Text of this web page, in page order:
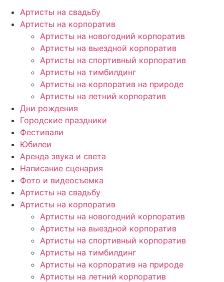
Артисты на свадьбу
Артисты на корпоратив
Артисты на новогодний корпоратив
Артисты на выездной корпоратив
Артисты на спортивный корпоратив
Артисты на тимбилдинг
Артисты на корпоратив на природе
Артисты на летний корпоратив
Дни рождения
Городские праздники
Фестивали
Юбилеи
Аренда звука и света
Написание сценария
Фото и видеосъемка
Артисты на свадьбу
Артисты на корпоратив
Артисты на новогодний корпоратив
Артисты на выездной корпоратив
Артисты на спортивный корпоратив
Артисты на тимбилдинг
Артисты на корпоратив на природе
Артисты на летний корпоратив